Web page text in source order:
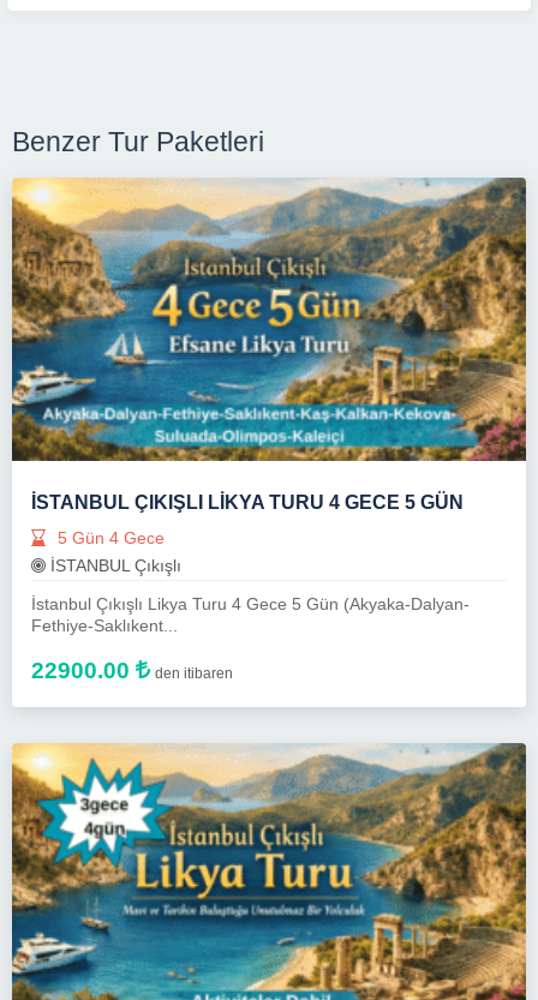
Benzer Tur Paketleri
İSTANBUL ÇIKIŞLI LIKYA TURU 4 GECE 5 GÜN
5 Gün 4 Gece
İSTANBUL Çıkışlı
İstanbul Çıkışlı Likya Turu 4 Gece 5 Gün (Akyaka-Dalyan-
Fethiye-Saklıkent...
22900.00 den itibaren